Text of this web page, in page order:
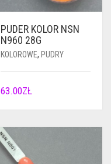
PUDER KOLOR NSN
N960 28G
KOLOROWE, PUDRY
63.00ZŁ